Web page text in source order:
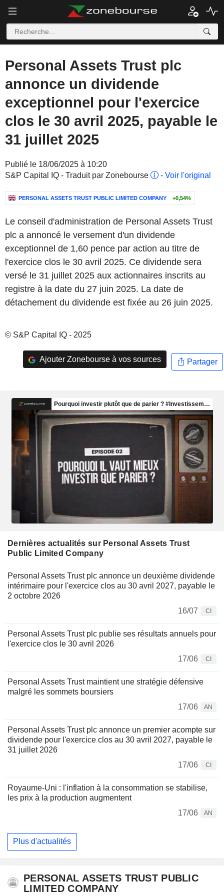
Personal Assets Trust plc
annonce un dividende
exceptionnel pour l'exercice
clos le 30 avril 2025, payable le
31 juillet 2025
Publié le 18/06/2025 à 10:20
S&P Capital IQ - Traduit par Zonebourse
- Voir l'original
PERSONAL ASSETS TRUST PUBLIC LIMITED COMPANY +0,54%
Le conseil d'administration de Personal Assets Trust
plc a annoncé le versement d'un dividende
exceptionnel de 1,60 pence par action au titre de
l'exercice clos le 30 avril 2025. Ce dividende sera
versé le 31 juillet 2025 aux actionnaires inscrits au
registre à la date du 27 juin 2025. La date de
détachement du dividende est fixée au 26 juin 2025.
© S&P Capital IQ - 2025
Ajouter Zonebourse à vos sources Partager
Dernières actualités sur Personal Assets Trust
Public Limited Company
Personal Assets Trust plc annonce un deuxième dividende
intérimaire pour l'exercice clos au 30 avril 2027, payable le
2 octobre 2026
16/07
CI
Personal Assets Trust plc publie ses résultats annuels pour
l'exercice clos le 30 avril 2026
17/06
CI
Personal Assets Trust maintient une stratégie défensive
malgré les sommets boursiers
17/06
AN
Personal Assets Trust plc annonce un premier acompte sur
dividende pour l'exercice clos au 30 avril 2027, payable le
31 juillet 2026
17/06
CI
Royaume-Uni : l'inflation à la consommation se stabilise,
les prix à la production augmentent
17/06
AN
Plus d'actualités
PERSONAL ASSETS TRUST PUBLIC
LIMITED COMPANY